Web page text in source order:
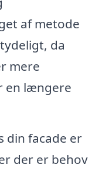
af metode
da
mere
en længere
din facade er
der er behov